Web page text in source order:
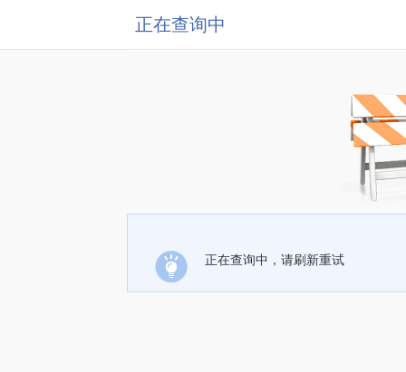
正在查询中
正在查询中，请刷新重试